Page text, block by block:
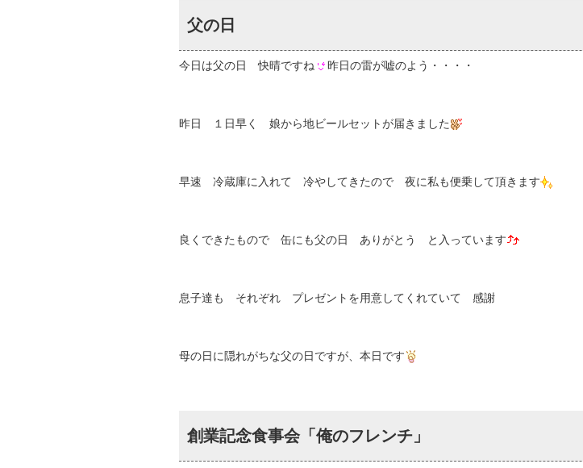
父の日
今日は父の日 快晴ですね 昨日の雷が嘘のよう・・・・
昨日 １日早く 娘から地ビールセットが届きました
早速 冷蔵庫に入れて 冷やしてきたので 夜に私も便乗して頂きます
良くできたもので 缶にも父の日 ありがとう と入っています
息子達も それぞれ プレゼントを用意してくれていて 感謝
母の日に隠れがちな父の日ですが、本日です
創業記念食事会「俺のフレンチ」